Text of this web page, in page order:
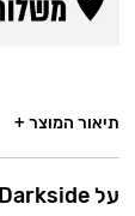
תיאור המוצר +
על Darkside